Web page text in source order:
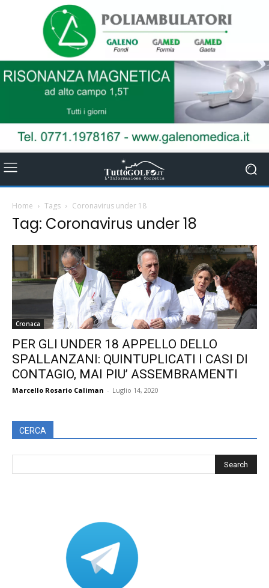
Home Tags Coronavirus under 18
Tag: Coronavirus under 18
Cronaca
PER GLI UNDER 18 APPELLO DELLO
SPALLANZANI: QUINTUPLICATI I CASI DI
CONTAGIO, MAI PIU’ ASSEMBRAMENTI
Marcello Rosario Caliman - Luglio 14, 2020
CERCA